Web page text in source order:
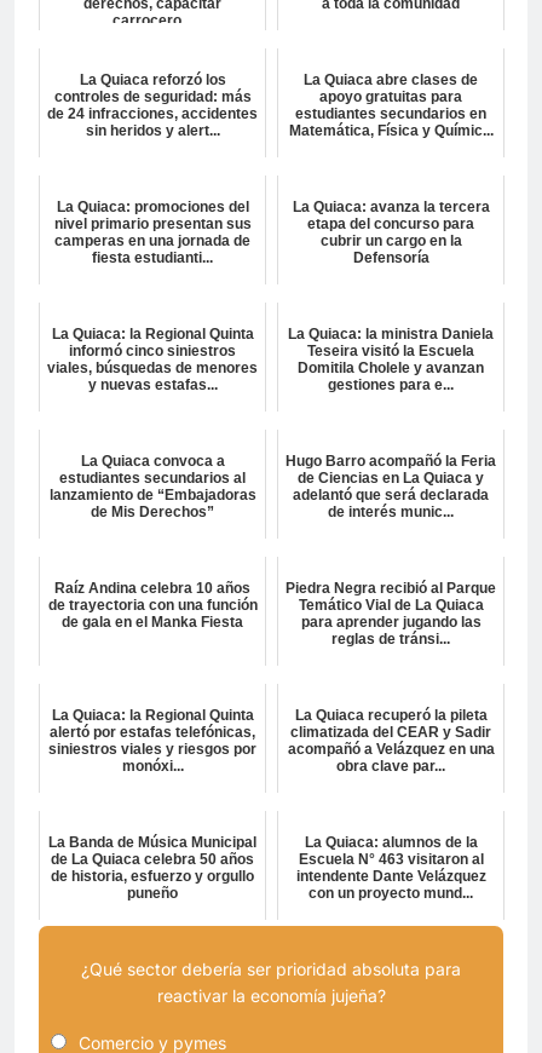
carrocero...
La Quiaca reforzó los
controles de seguridad: más
de 24 infracciones, accidentes
sin heridos y alert...
La Quiaca abre clases de
apoyo gratuitas para
estudiantes secundarios en
Matemática, Física y Químic...
La Quiaca: promociones del
nivel primario presentan sus
camperas en una jornada de
fiesta estudianti...
La Quiaca: avanza la tercera
etapa del concurso para
cubrir un cargo en la
Defensoría
La Quiaca: la Regional Quinta
informó cinco siniestros
viales, búsquedas de menores
y nuevas estafas...
La Quiaca: la ministra Daniela
Teseira visitó la Escuela
Domitila Cholele y avanzan
gestiones para e...
La Quiaca convoca a
estudiantes secundarios al
lanzamiento de “Embajadoras
de Mis Derechos”
Hugo Barro acompañó la Feria
de Ciencias en La Quiaca y
adelantó que será declarada
de interés munic...
Raíz Andina celebra 10 años
de trayectoria con una función
de gala en el Manka Fiesta
Piedra Negra recibió al Parque
Temático Vial de La Quiaca
para aprender jugando las
reglas de tránsi...
La Quiaca: la Regional Quinta
alertó por estafas telefónicas,
siniestros viales y riesgos por
monóxi...
La Quiaca recuperó la pileta
climatizada del CEAR y Sadir
acompañó a Velázquez en una
obra clave par...
La Banda de Música Municipal
de La Quiaca celebra 50 años
de historia, esfuerzo y orgullo
puneño
La Quiaca: alumnos de la
Escuela N° 463 visitaron al
intendente Dante Velázquez
con un proyecto mund...
¿Qué sector debería ser prioridad absoluta para
reactivar la economía jujeña?
Comercio y pymes